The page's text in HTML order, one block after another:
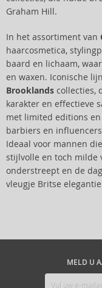
Graham Hill.
In het assortiment van
haarcosmetica,
baard en lichaam,
en waxen. Iconische
Brooklands collecties,
karakter en effectieve
met limited editions
barbiers en
Ideaal voor mannen
stijlvolle en toch milde
onderstreept en de
vleugje Britse
MELD U